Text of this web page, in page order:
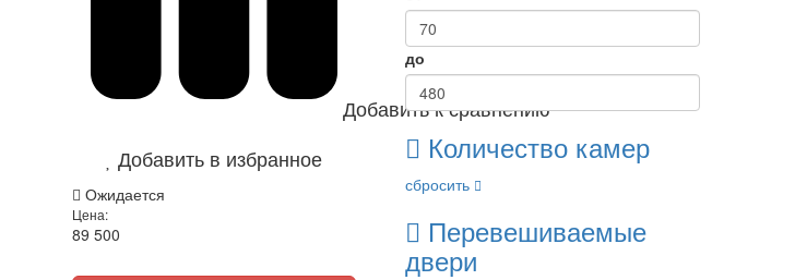
Добавить к сравнению
Добавить в избранное
Ожидается
Цена:
89 500
до
Количество камер
сбросить
Перевешиваемые
двери